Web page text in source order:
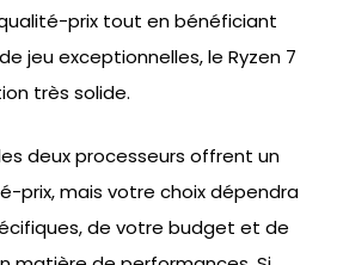
prix tout en bénéficiant
jeu exceptionnelles, le Ryzen 7
très solide.
deux processeurs offrent un
prix, mais votre choix dépendra
de votre budget et de